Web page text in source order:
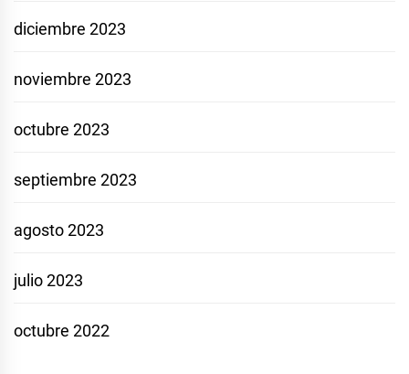
diciembre 2023
noviembre 2023
octubre 2023
septiembre 2023
agosto 2023
julio 2023
octubre 2022